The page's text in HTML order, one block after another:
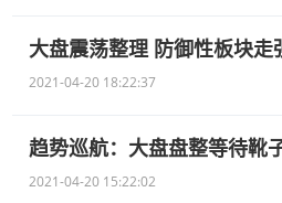
大盘震荡整理 防御性板块走
2021-04-20 18:22:37
趋势巡航：大盘盘整等待靴
2021-04-20 15:22:02